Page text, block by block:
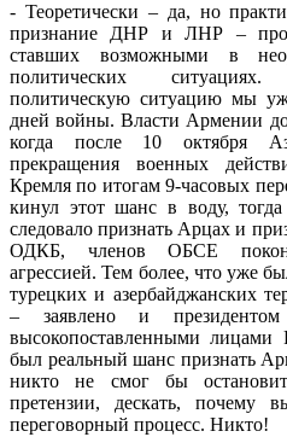
- Теоретически – да, но
признание ДНР и ЛНР –
ставших возможными в
политических
политическую ситуацию мы
дней войны. Власти Армении
когда после 10 октября
прекращения военных
Кремля по итогам 9-часовых
кинул этот шанс в воду,
следовало признать Арцах и
ОДКБ, членов ОБСЕ
агрессией. Тем более, что уже
турецких и азербайджанских
– заявлено и
высокопоставленными
был реальный шанс признать
никто не смог бы
претензии, дескать, почему
переговорный процесс. Никто!